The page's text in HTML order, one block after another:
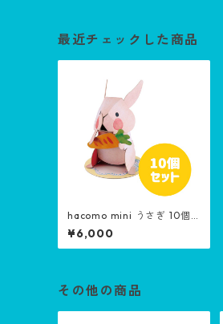
最近チェックした商品
hacomo mini うさぎ 10個
セット
¥6,000
その他の商品